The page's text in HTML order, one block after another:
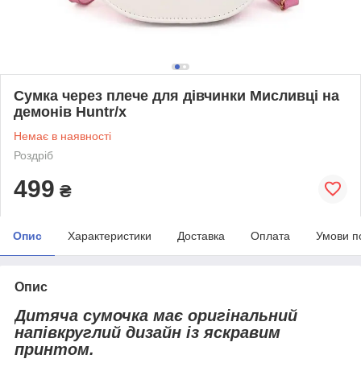
Сумка через плече для дівчинки Мисливці на
демонів Huntr/x
Немає в наявності
Роздріб
499 ₴
Опис Характеристики Доставка Оплата Умови
Опис
Дитяча сумочка має оригінальний
напівкруглий дизайн із яскравим
принтом.